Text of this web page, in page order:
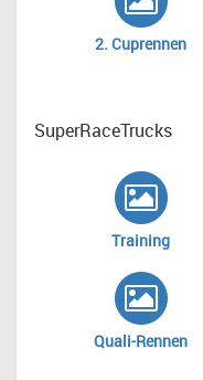
2. Cuprennen
SuperRaceTrucks
Training
Quali-Rennen